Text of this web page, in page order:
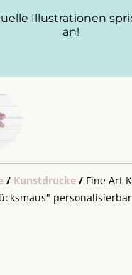
Illustrationen
an!
/ Kunstdrucke / Fine Art